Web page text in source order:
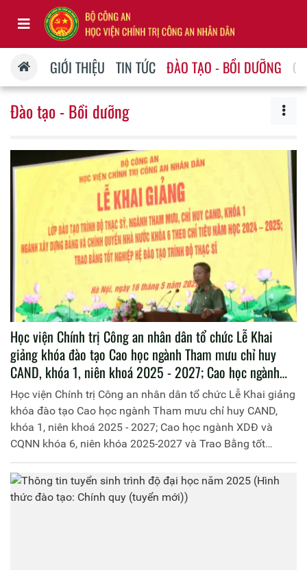
GIỚI THIỆU TIN TỨC ĐÀO TẠO - BỒI DƯỠNG
Đào tạo - Bồi dưỡng
Học viện Chính trị Công an nhân dân tổ chức Lễ Khai
giảng khóa đào tạo Cao học ngành Tham mưu chỉ huy
CAND, khóa 1, niên khoá 2025 - 2027; Cao học ngành
XDĐ và CQNN khóa 6, niên khóa 2025-2027 và Trao
Bằng tốt nghiệp hệ đào tạo Thạc sỹ
Học viện Chính trị Công an nhân dân tổ chức Lễ Khai giảng
khóa đào tạo Cao học ngành Tham mưu chỉ huy CAND,
khóa 1, niên khoá 2025 - 2027; Cao học ngành XDĐ và
CQNN khóa 6, niên khóa 2025-2027 và Trao Bằng tốt
nghiệp hệ đào tạo Thạc sỹ